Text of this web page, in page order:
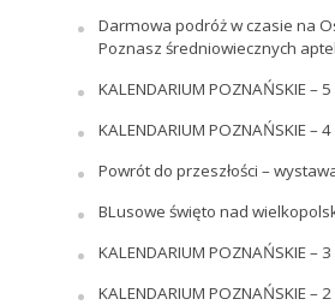
Darmowa podróż w czasie na
Poznasz średniowiecznych
KALENDARIUM POZNAŃSKIE – 5
KALENDARIUM POZNAŃSKIE – 4
Powrót do przeszłości –
BLusowe święto nad
KALENDARIUM POZNAŃSKIE – 3
KALENDARIUM POZNAŃSKIE – 2